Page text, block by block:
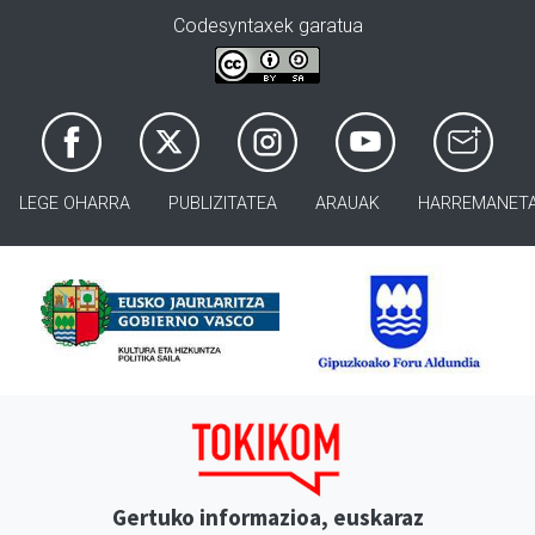
Codesyntaxek garatua
LEGE OHARRA PUBLIZITATEA ARAUAK
Gertuko informazioa, euskaraz